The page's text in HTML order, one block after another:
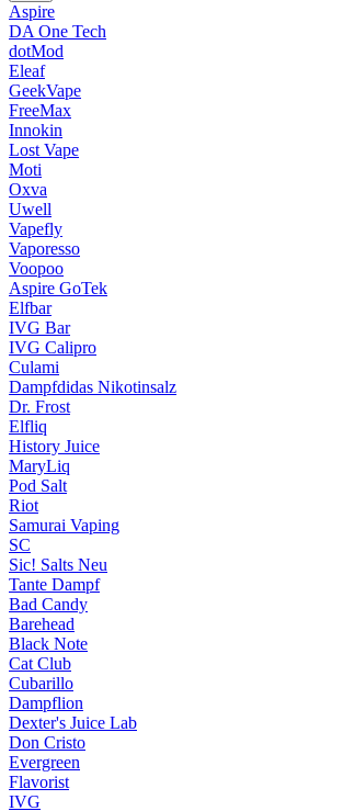
Aspire
DA One Tech
dotMod
Eleaf
GeekVape
FreeMax
Innokin
Lost Vape
Moti
Oxva
Uwell
Vapefly
Vaporesso
Voopoo
Aspire GoTek
Elfbar
IVG Bar
IVG Calipro
Culami
Dampfdidas Nikotinsalz
Dr. Frost
Elfliq
History Juice
MaryLiq
Pod Salt
Riot
Samurai Vaping
SC
Sic! Salts Neu
Tante Dampf
Bad Candy
Barehead
Black Note
Cat Club
Cubarillo
Dampflion
Dexter's Juice Lab
Don Cristo
Evergreen
Flavorist
IVG